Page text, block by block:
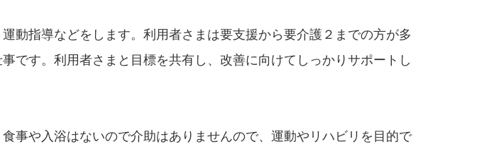
指導などをします。利用者さまは要支援から要介護２までの方が多
です。利用者さまと目標を共有し、改善に向けてしっかりサポートし
事や入浴はないので介助はありませんので、運動やリハビリを目的で